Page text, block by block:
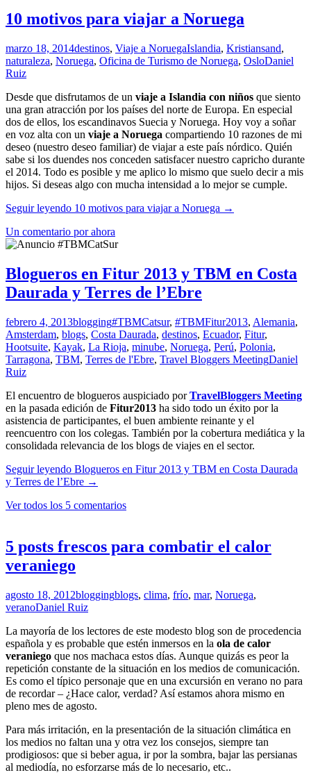
10 motivos para viajar a Noruega
marzo 18, 2014destinos, Viaje a NoruegaIslandia, Kristiansand,
naturaleza, Noruega, Oficina de Turismo de Noruega, OsloDaniel
Ruiz
Desde que disfrutamos de un viaje a Islandia con niños que siento
una gran atracción por los países del norte de Europa. En especial
dos de ellos, los escandinavos Suecia y Noruega. Hoy voy a soñar
en voz alta con un viaje a Noruega compartiendo 10 razones de mi
deseo (nuestro deseo familiar) de viajar a este país nórdico. Quién
sabe si los duendes nos conceden satisfacer nuestro capricho durante
el 2014. Todo es posible y me aplico lo mismo que suelo decir a mis
hijos. Si deseas algo con mucha intensidad a lo mejor se cumple.
Seguir leyendo 10 motivos para viajar a Noruega →
Un comentario por ahora
Blogueros en Fitur 2013 y TBM en Costa
Daurada y Terres de l’Ebre
febrero 4, 2013blogging#TBMCatsur, #TBMFitur2013, Alemania,
Amsterdam, blogs, Costa Daurada, destinos, Ecuador, Fitur,
Hootsuite, Kayak, La Rioja, minube, Noruega, Perú, Polonia,
Tarragona, TBM, Terres de l'Ebre, Travel Bloggers MeetingDaniel
Ruiz
El encuentro de blogueros auspiciado porTravelBloggers Meeting
en la pasada edición de Fitur2013 ha sido todo un éxito por la
asistencia de participantes, el buen ambiente reinante y el
reencuentro con los colegas. También por la cobertura mediática y la
consolidada relevancia de los blogs de viajes en el sector.
Seguir leyendo Blogueros en Fitur 2013 y TBM en Costa Daurada
y Terres de l’Ebre →
Ver todos los 5 comentarios
5 posts frescos para combatir el calor
veraniego
agosto 18, 2012bloggingblogs, clima, frío, mar, Noruega,
veranoDaniel Ruiz
La mayoría de los lectores de este modesto blog son de procedencia
española y es probable que estén inmersos en la ola de calor
veraniego que nos machaca estos días. Aunque quizás es peor la
repetición constante de la situación en los medios de comunicación.
Es como el típico personaje que en una excursión en verano no para
de recordar – ¿Hace calor, verdad? Así estamos ahora mismo en
pleno mes de agosto.
Para más irritación, en la presentación de la situación climática en
los medios no faltan una y otra vez los consejos, siempre tan
prodigiosos: que si beber agua, ir por la sombra, bajar las persianas
al mediodía, no esforzarse más de lo necesario, etc..